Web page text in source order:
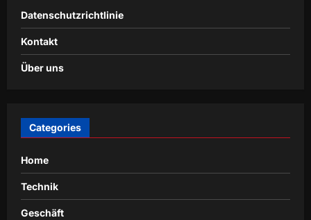
Datenschutzrichtlinie
Kontakt
Über uns
Categories
Home
Technik
Geschäft